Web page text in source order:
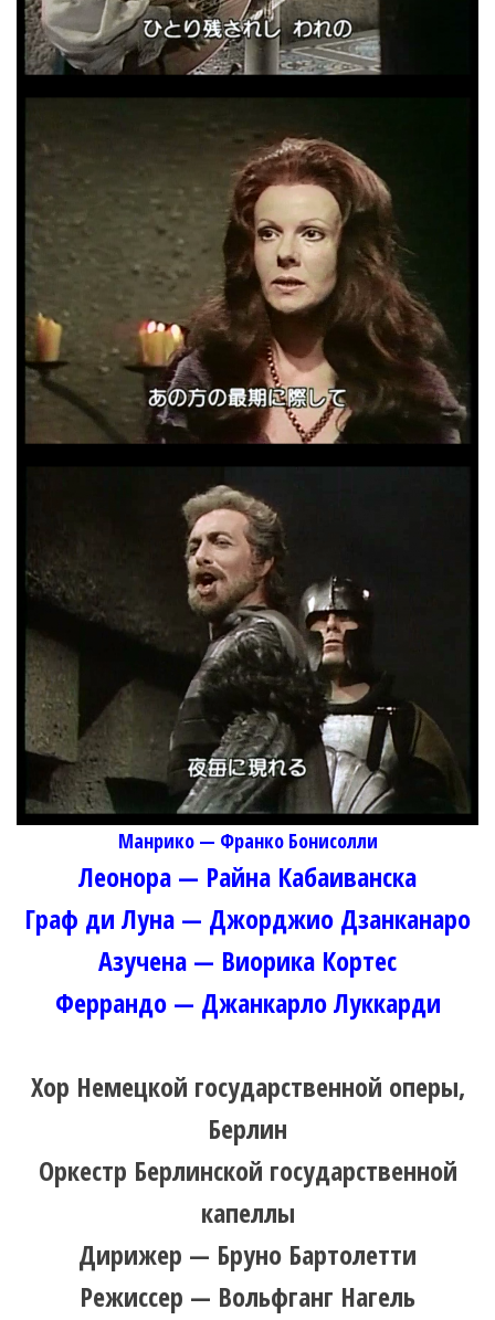
Манрико — Франко Бонисолли
Леонора — Райна Кабаиванска
Граф ди Луна — Джорджио Дзанканаро
Азучена — Виорика Кортес
Феррандо — Джанкарло Луккарди
Хор Немецкой государственной оперы,
Берлин
Оркестр Берлинской государственной
капеллы
Дирижер — Бруно Бартолетти
Режиссер — Вольфганг Нагель